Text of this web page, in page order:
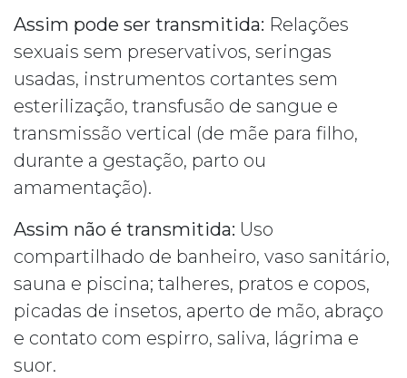
Assim pode ser transmitida: Relações
sexuais sem preservativos, seringas
usadas, instrumentos cortantes sem
esterilização, transfusão de sangue e
transmissão vertical (de mãe para filho,
durante a gestação, parto ou
amamentação).
Assim não é transmitida: Uso
compartilhado de banheiro, vaso sanitário,
sauna e piscina; talheres, pratos e copos,
picadas de insetos, aperto de mão, abraço
e contato com espirro, saliva, lágrima e
suor.